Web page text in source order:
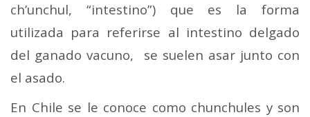
ch’unchul, “intestino”) que es la forma
utilizada para referirse al intestino delgado
del ganado vacuno, se suelen asar junto con
el asado.
En Chile se le conoce como chunchules y son